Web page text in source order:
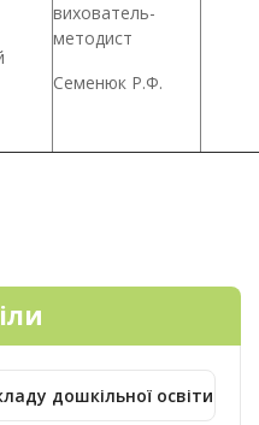
вихователь-
методист
Семенюк Р.Ф.
дошкільної освіти